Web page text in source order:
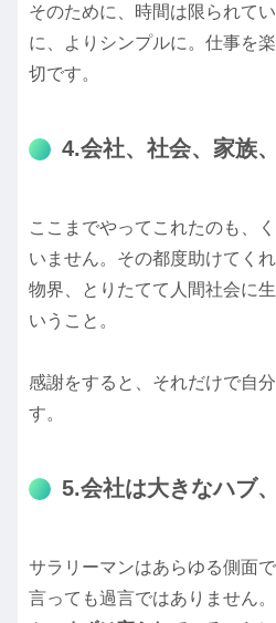
そのために、時間は限られて
に、よりシンプルに。仕事を
切です。
4.会社、社会、家族
ここまでやってこれたのも、
いません。その都度助けてく
物界、とりたてて人間社会に
いうこと。
感謝をすると、それだけで自
す。
5.会社は大きなハブ
サラリーマンはあらゆる側面
言っても過言ではありません